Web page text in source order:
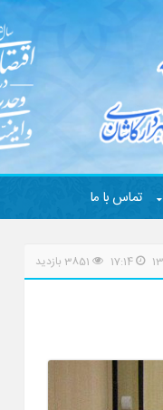
تماس با ما
17:14